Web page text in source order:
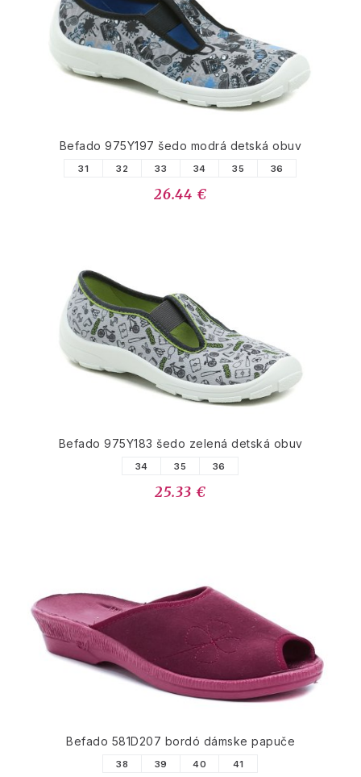
Befado 975Y197 šedo modrá detská obuv
31 32 33 34 35 36
26.44 €
Befado 975Y183 šedo zelená detská obuv
34 35 36
25.33 €
Befado 581D207 bordó dámske papuče
38 39 40 41